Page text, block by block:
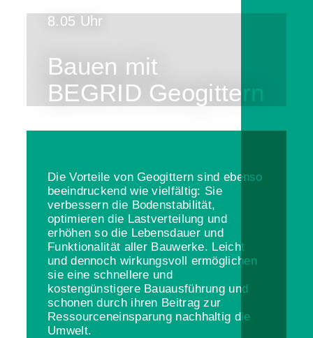
8.05 Uhr
Bauen mit
BEGRID Geogittern
Die Vorteile von Geogittern sind ebenso
beeindruckend wie vielfältig: Sie
verbessern die Bodenstabilität,
optimieren die Lastverteilung und
erhöhen so die Lebensdauer und
Funktionalität aller Bauwerke. Leicht
und dennoch wirkungsvoll ermöglichen
sie eine schnellere und
kostengünstigere Bauausführung und
schonen durch ihren Beitrag zur
Ressourceneinsparung nachhaltig die
Umwelt.